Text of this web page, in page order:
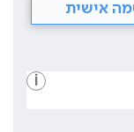
אישית
i